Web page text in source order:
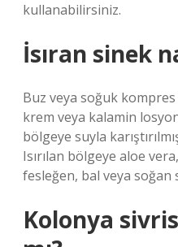
kullanabilirsiniz.
İsıran sinek
Buz veya soğuk
krem ​​veya kalamin
bölgeye suyla
Isırılan bölgeye aloe
fesleğen, bal veya soğan
Kolonya